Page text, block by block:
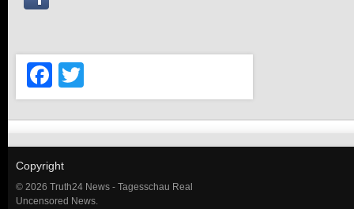
Facebook
Copyright
© 2026 Truth24 News - Tagesschau Real
Uncensored News.